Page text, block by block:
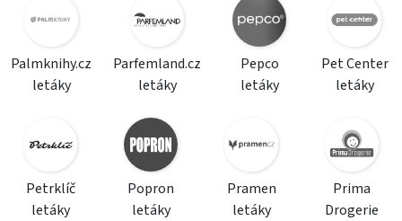
Palmknihy.cz
letáky
Parfemland.cz
letáky
Pepco
letáky
Pet Center
letáky
Petrklíč
letáky
Popron
letáky
Pramen
letáky
Prima
Drogerie